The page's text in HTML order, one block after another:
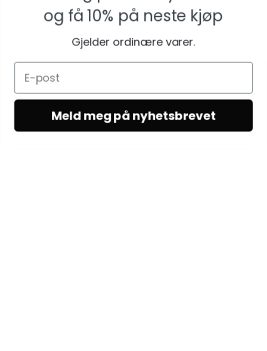
og få 10% på neste kjøp
Gjelder ordinære varer.
Meld meg på nyhetsbrevet